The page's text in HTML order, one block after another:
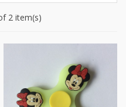
2 item(s)